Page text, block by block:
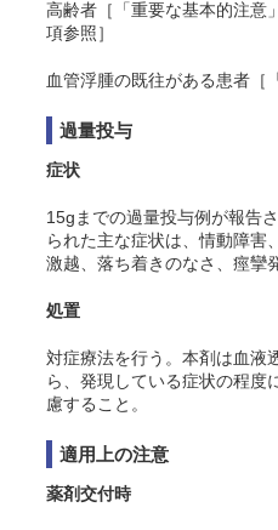
高齢者［「重要な基本的注意
項参照］
血管浮腫の既往がある患者［
過量投与
症状
15gまでの過量投与例が報告
られた主な症状は、情動障害
激越、落ち着きのなさ、痙攣
処置
対症療法を行う。本剤は血液
ら、発現している症状の程度
慮すること。
適用上の注意
薬剤交付時